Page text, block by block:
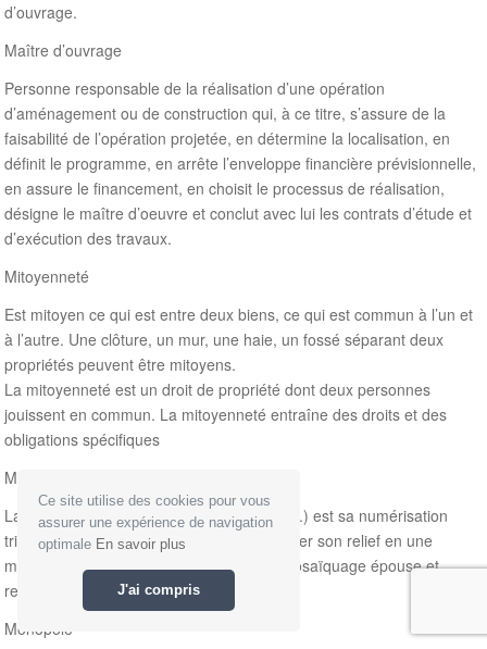
Ce site utilise des cookies pour vous
assurer une expérience de navigation
optimale En savoir plus
J'ai compris
d’ouvrage.
Maître d’ouvrage
Personne responsable de la réalisation d’une opération
d’aménagement ou de construction qui, à ce titre, s’assure de la
faisabilité de l’opération projetée, en détermine la localisation, en
définit le programme, en arrête l’enveloppe financière prévisionnelle,
en assure le financement, en choisit le processus de réalisation,
désigne le maître d’oeuvre et conclut avec lui les contrats d’étude et
d’exécution des travaux.
Mitoyenneté
Est mitoyen ce qui est entre deux biens, ce qui est commun à l’un et
à l’autre. Une clôture, un mur, une haie, un fossé séparant deux
propriétés peuvent être mitoyens.
La mitoyenneté est un droit de propriété dont deux personnes
jouissent en commun. La mitoyenneté entraîne des droits et des
obligations spécifiques
Modélisation
La modélisation d’un terrain (d’une statue?.) est sa numérisation
tridimensionnelle. Elle consiste à transformer son relief en une
multitude de triangles irréguliers dont le mosaïquage épouse et
restitue fidèlement la surface.
Monopole